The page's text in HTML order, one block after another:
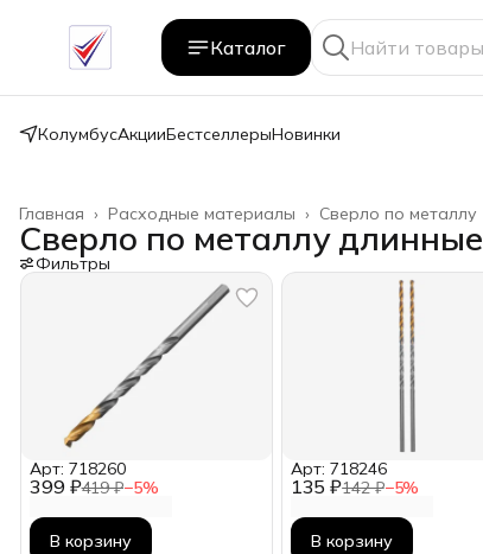
Каталог
КолумбусАкцииБестселлерыНовинки
Сверло по металлу
Расходные материалы ›
Главная ›
Сверло по металлу длинные
Фильтры
399 ₽419 ₽−5%
Арт: 718260
В корзину
135 ₽142 ₽−5%
Арт: 718246
В корзину